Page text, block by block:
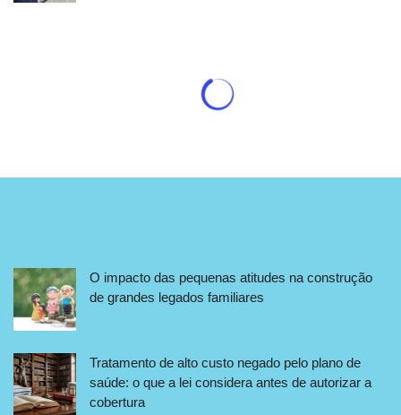
O impacto das pequenas atitudes na construção
de grandes legados familiares
Tratamento de alto custo negado pelo plano de
saúde: o que a lei considera antes de autorizar a
cobertura